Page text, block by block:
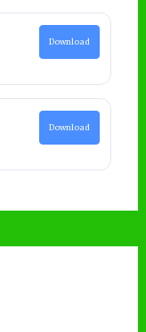
Download
Download